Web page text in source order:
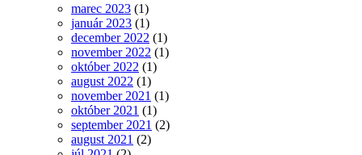
marec 2023 (1)
január 2023 (1)
december 2022 (1)
november 2022 (1)
október 2022 (1)
august 2022 (1)
november 2021 (1)
október 2021 (1)
september 2021 (2)
august 2021 (2)